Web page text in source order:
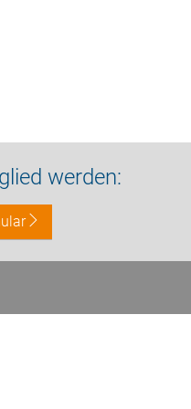
werden: